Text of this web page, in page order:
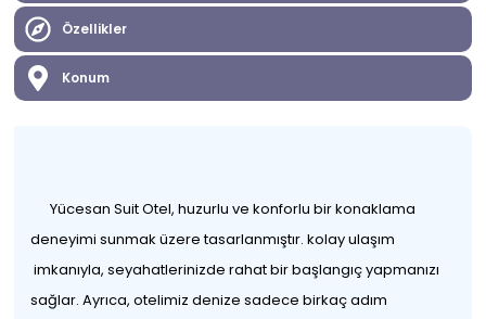
Özellikler
Konum
Yücesan Suit Otel, huzurlu ve konforlu bir konaklama
deneyimi sunmak üzere tasarlanmıştır. kolay ulaşım
imkanıyla, seyahatlerinizde rahat bir başlangıç yapmanızı
sağlar. Ayrıca, otelimiz denize sadece birkaç adım